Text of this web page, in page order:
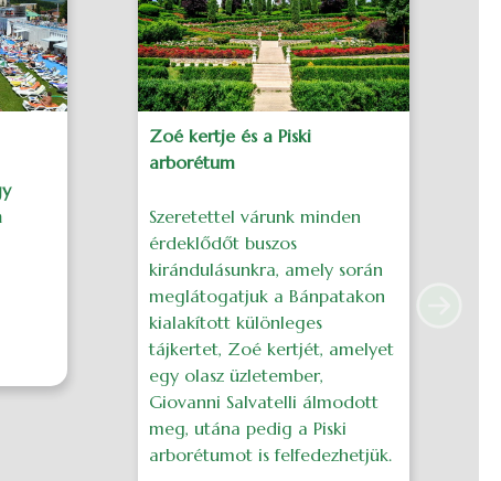
Zoé kertje és a Piski
arborétum
Szeretettel várunk minden
érdeklődőt buszos
kirándulásunkra, amely során
meglátogatjuk a Bánpatakon
kialakított különleges
tájkertet, Zoé kertjét, amelyet
egy olasz üzletember,
Giovanni Salvatelli álmodott
meg, utána pedig a Piski
arborétumot is felfedezhetjük.